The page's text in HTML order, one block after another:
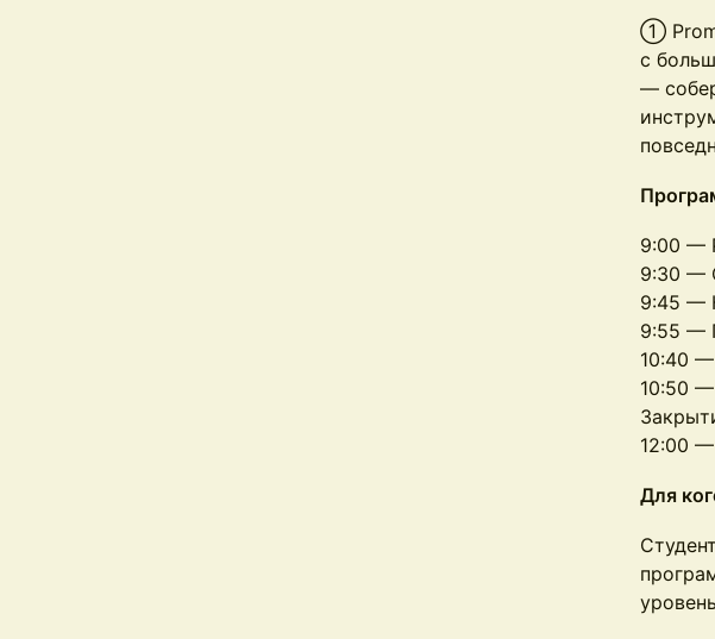
①
с
—
9:00 —
9:30 —
9:45 —
9:55 —
10:40
10:50
12:00
Для